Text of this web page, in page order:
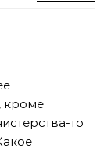
кроме
то